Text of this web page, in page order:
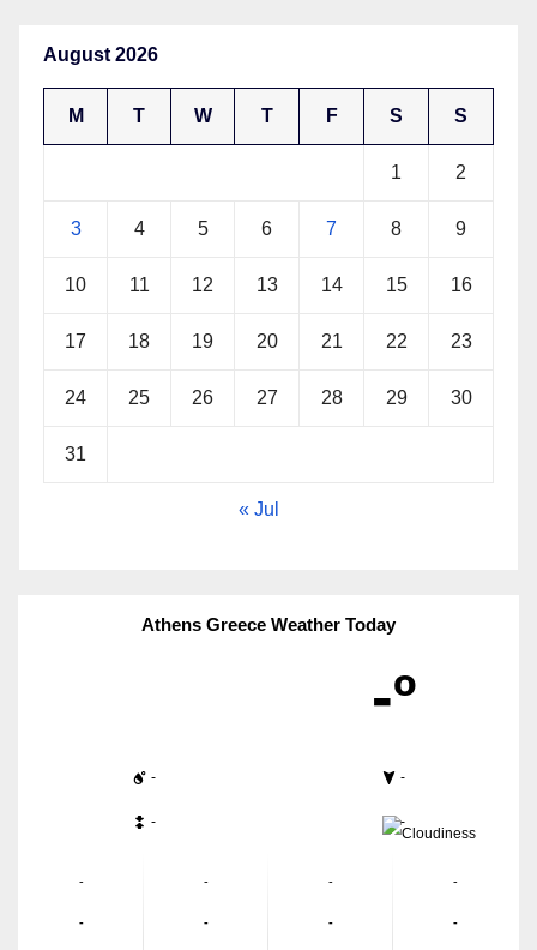
August 2026
M T W T F S S
1 2
3 4 5 6 7 8 9
10 11 12 13 14 15 16
17 18 19 20 21 22 23
24 25 26 27 28 29 30
31
« Jul
Athens Greece Weather Today
-º
- -
- -
-
-
-
-
-
-
-
-